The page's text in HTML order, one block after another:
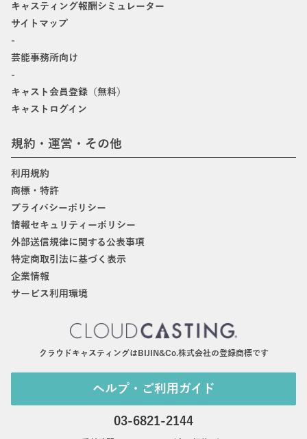
キャスティング報酬シミュレーター
サイトマップ
-
芸能事務所向け
-
キャスト会員登録（無料）
キャストログイン
規約・運営・その他
利用規約
商標・特許
プライバシーポリシー
情報セキュリティーポリシー
外部送信規律に関する公表事項
特定商取引法に基づく表示
企業情報
サービス利用環境
クラウドキャスティングはBIJIN&Co.株式会社の登録商標です
ヘルプ・ご利用ガイド
03-6821-2144